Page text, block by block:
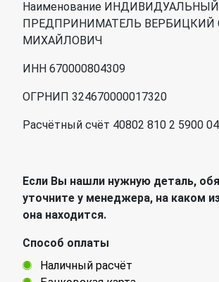
Наименование ИНДИВИДУАЛЬНЫЙ
ПРЕДПРИНИМАТЕЛЬ ВЕРБИЦКИЙ
МИХАЙЛОВИЧ
ИНН 670000804309
ОГРНИП 324670000017320
Расчётный счёт 40802 810 2 5900
Если Вы нашли нужную деталь,
уточните у менеджера, на каком
она находится.
Способ оплаты
Наличный расчёт